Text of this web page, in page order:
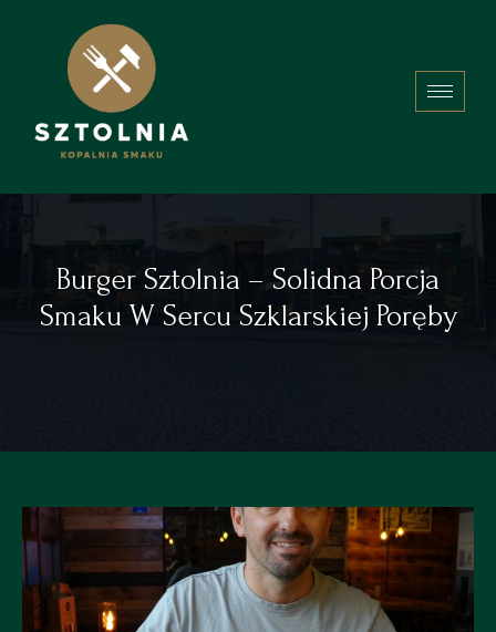
Burger Sztolnia – Solidna Porcja
Smaku W Sercu Szklarskiej Poręby